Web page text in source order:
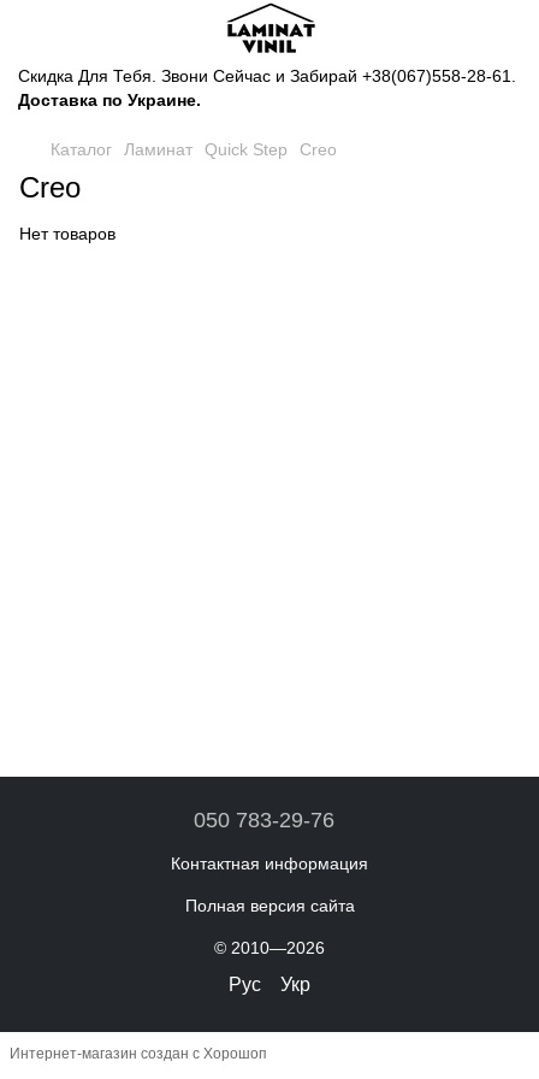
Скидка Для Тебя. Звони Сейчас и Забирай +38(067)558-28-61
Доставка по Украине.
Каталог Ламинат Quick Step Creo
Creo
Нет товаров
050 783-29-76
Контактная информация
Полная версия сайта
© 2010—2026
Рус Укр
Интернет-магазин создан с Хорошоп